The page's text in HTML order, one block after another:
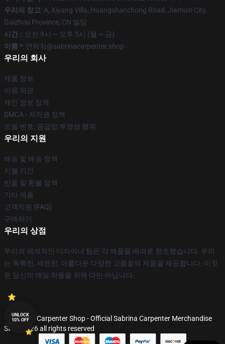
우리의 창고: A, Xiyang Villa, Huangshanchong Road, Jiamusi City,
Guizhou Province, CN 빌딩
시간 :: 오전 9시 ~ 오후 5시 (월 ~ 금)
이름 *: 연락처@sabrinacarpenter.shop
우리의 회사
제품 정보
이용 약관
개인 정보 정책
DMCA - 저작권 정책
모델 번호: 공급망 투명성 행위
우리의 지원
배송 및 배송 정책
지불 기간
반품 및 환불 정책
기타 제품
고객지원 (FAQ)
구매하기
우리의 상점
우리의 세계적인 디자이너 팀은 각 제품을 배려로 창조했습니다. 우리
는 독특한, 세련된, 아름다운 다양한 고품질의 제품을 제공합니다. 이것
은 당신의 매일 착용을 위해 다만 아닙니다.
© Sabrina Carpenter Shop - Official Sabrina Carpenter Merchandise
Store 2026 all rights reserved
UNLOCK
10% OFF